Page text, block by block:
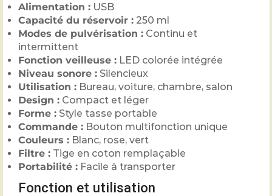
Alimentation : USB
Capacité du réservoir : 250 ml
Modes de pulvérisation : Continu et
intermittent
Fonction veilleuse : LED colorée intégrée
Niveau sonore : Silencieux
Utilisation : Bureau, voiture, chambre, salon
Design : Compact et léger
Forme : Style tasse portable
Commande : Bouton multifonction unique
Couleurs : Blanc, rose, vert
Filtre : Tige en coton remplaçable
Portabilité : Facile à transporter
Fonction et utilisation